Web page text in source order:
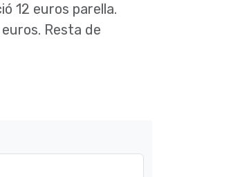
12 euros parella.
Resta de